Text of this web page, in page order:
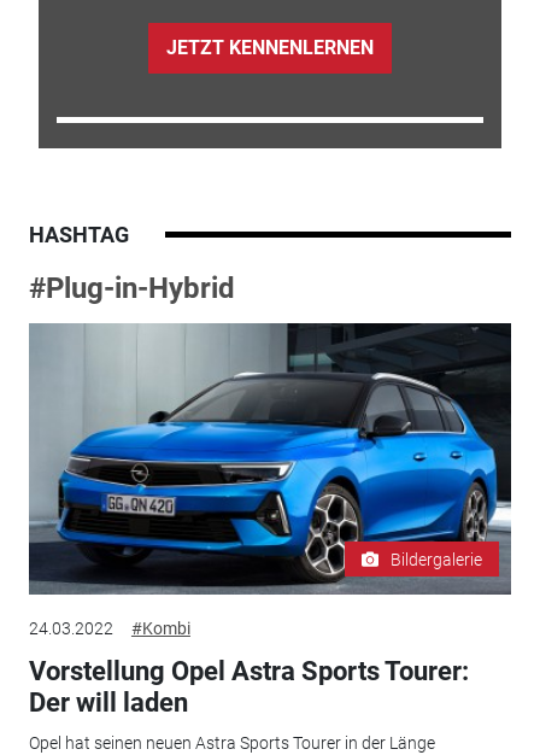
JETZT KENNENLERNEN
HASHTAG
#Plug-in-Hybrid
Bildergalerie
24.03.2022 #Kombi
Vorstellung Opel Astra Sports Tourer:
Der will laden
Opel hat seinen neuen Astra Sports Tourer in der Länge